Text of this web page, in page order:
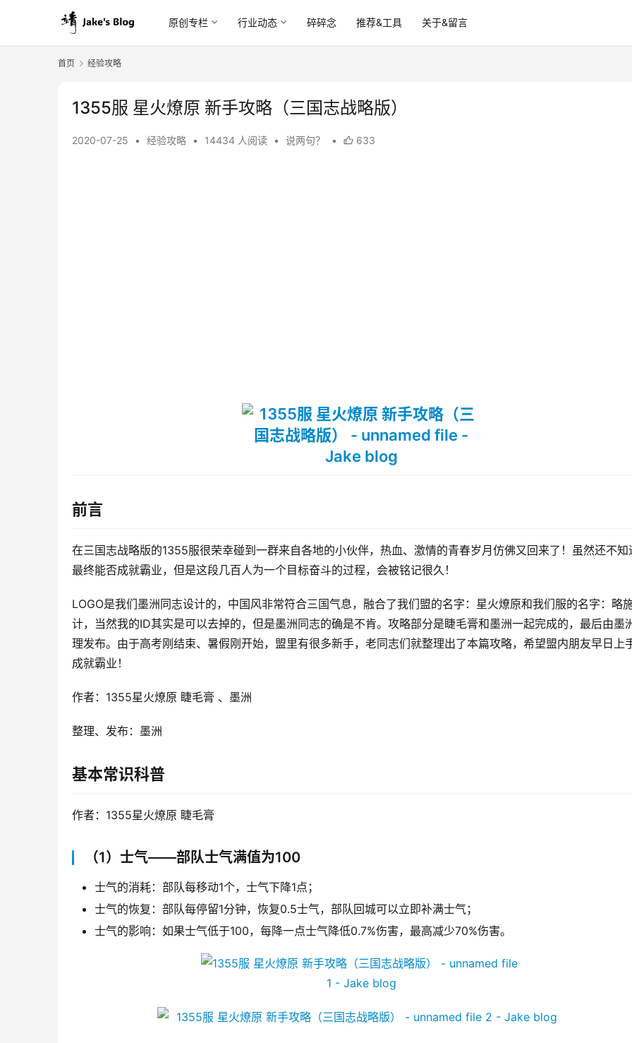
原创专栏 行业动态 碎碎念 推荐&工具 关于&留言
首页 经验攻略
1355服 星火燎原 新手攻略（三国志战略版）
2020-07-25 • 经验攻略 • 14434 人阅读 • 说两句？ • 633
前言
在三国志战略版的1355服很荣幸碰到一群来自各地的小伙伴，热血、激情的青春岁月仿佛又回来了！虽然还不知
最终能否成就霸业，但是这段几百人为一个目标奋斗的过程，会被铭记很久！
LOGO是我们墨洲同志设计的，中国风非常符合三国气息，融合了我们盟的名字：星火燎原和我们服的名字：略
计，当然我的ID其实是可以去掉的，但是墨洲同志的确是不肯。攻略部分是睫毛膏和墨洲一起完成的，最后由墨
理发布。由于高考刚结束、暑假刚开始，盟里有很多新手，老同志们就整理出了本篇攻略，希望盟内朋友早日上手
成就霸业！
作者：1355星火燎原 睫毛膏 、墨洲
整理、发布：墨洲
基本常识科普
作者：1355星火燎原 睫毛膏
（1）士气——部队士气满值为100
士气的消耗：部队每移动1个，士气下降1点；
士气的恢复：部队每停留1分钟，恢复0.5士气，部队回城可以立即补满士气；
士气的影响：如果士气低于100，每降一点士气降低0.7%伤害，最高减少70%伤害。